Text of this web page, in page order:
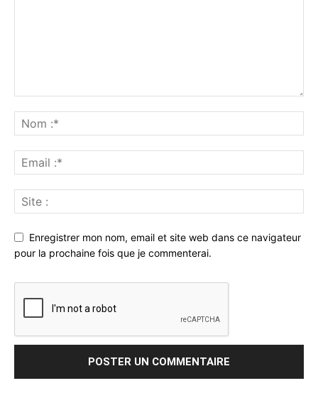
Enregistrer mon nom, email et site web dans ce navigateur
pour la prochaine fois que je commenterai.